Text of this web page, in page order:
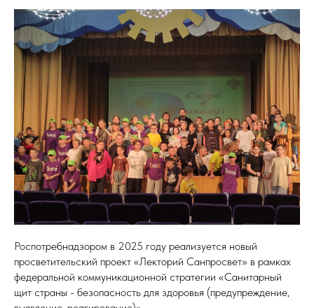
Роспотребнадзором в 2025 году реализуется новый
просветительский проект «Лекторий Санпросвет» в рамках
федеральной коммуникационной стратегии «Санитарный
щит страны - безопасность для здоровья (предупреждение,